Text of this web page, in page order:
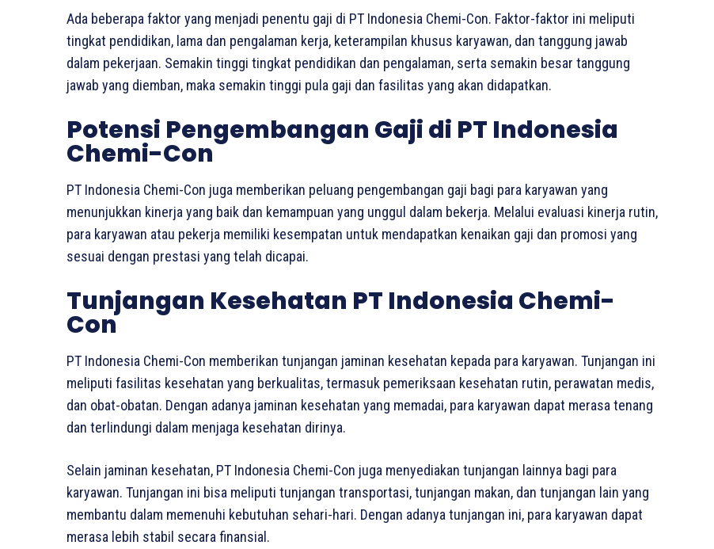
Ada beberapa faktor yang menjadi penentu gaji di PT Indonesia Chemi-Con. Faktor-faktor ini meliputi
tingkat pendidikan, lama dan pengalaman kerja, keterampilan khusus karyawan, dan tanggung jawab
dalam pekerjaan. Semakin tinggi tingkat pendidikan dan pengalaman, serta semakin besar tanggung
jawab yang diemban, maka semakin tinggi pula gaji dan fasilitas yang akan didapatkan.
Potensi Pengembangan Gaji di PT Indonesia
Chemi-Con
PT Indonesia Chemi-Con juga memberikan peluang pengembangan gaji bagi para karyawan yang
menunjukkan kinerja yang baik dan kemampuan yang unggul dalam bekerja. Melalui evaluasi kinerja rutin,
para karyawan atau pekerja memiliki kesempatan untuk mendapatkan kenaikan gaji dan promosi yang
sesuai dengan prestasi yang telah dicapai.
Tunjangan Kesehatan PT Indonesia Chemi-
Con
PT Indonesia Chemi-Con memberikan tunjangan jaminan kesehatan kepada para karyawan. Tunjangan ini
meliputi fasilitas kesehatan yang berkualitas, termasuk pemeriksaan kesehatan rutin, perawatan medis,
dan obat-obatan. Dengan adanya jaminan kesehatan yang memadai, para karyawan dapat merasa tenang
dan terlindungi dalam menjaga kesehatan dirinya.
Selain jaminan kesehatan, PT Indonesia Chemi-Con juga menyediakan tunjangan lainnya bagi para
karyawan. Tunjangan ini bisa meliputi tunjangan transportasi, tunjangan makan, dan tunjangan lain yang
membantu dalam memenuhi kebutuhan sehari-hari. Dengan adanya tunjangan ini, para karyawan dapat
merasa lebih stabil secara finansial.